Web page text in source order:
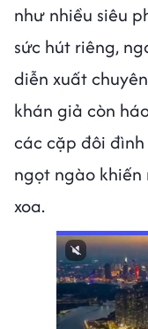
như nhiều siêu
sức hút riêng,
diễn xuất
khán giả còn
các cặp đôi
ngọt ngào
xoa.